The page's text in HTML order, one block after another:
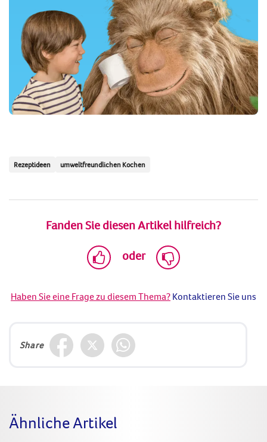
Rezeptideen umweltfreundlichen Kochen
Fanden Sie diesen Artikel hilfreich?
oder
Haben Sie eine Frage zu diesem Thema? Kontaktieren Sie uns
Share
Ähnliche Artikel